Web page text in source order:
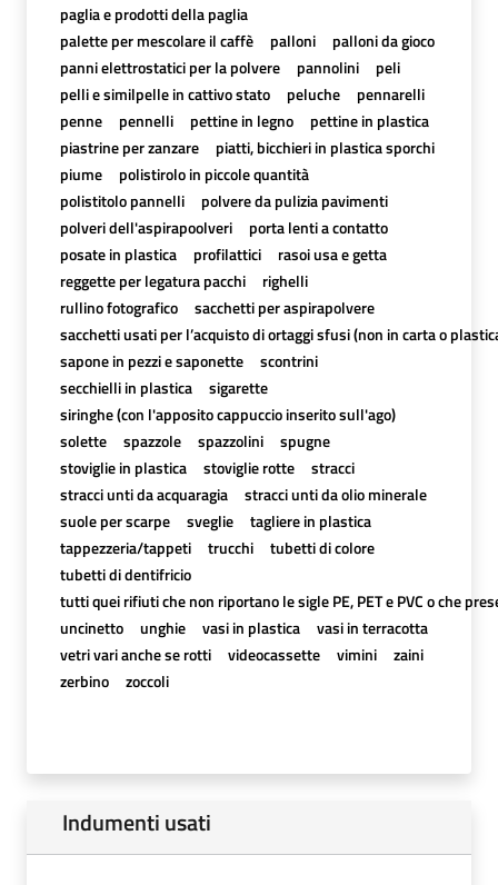
paglia e prodotti della paglia
palette per mescolare il caffè
palloni
palloni da gioco
panni elettrostatici per la polvere
pannolini
peli
pelli e similpelle in cattivo stato
peluche
pennarelli
penne
pennelli pettine in legno
pettine in plastica
piastrine per zanzare
piatti, bicchieri in plastica sporchi
piume
polistirolo in piccole quantità
polistitolo pannelli
polvere da pulizia pavimenti
polveri dell'aspirapoolveri
porta lenti a contatto
posate in plastica
profilattici
rasoi usa e getta
reggette per legatura pacchi
righelli
rullino fotografico
sacchetti per aspirapolvere
sacchetti usati per l’acquisto di ortaggi sfusi (non in carta o
sapone in pezzi e saponette
scontrini
secchielli in plastica
sigarette
siringhe (con l'apposito cappuccio inserito sull'ago)
solette
spazzole spazzolini
spugne
stoviglie in plastica
stoviglie rotte
stracci
stracci unti da acquaragia
stracci unti da olio minerale
suole per scarpe
sveglie
tagliere in plastica
tappezzeria/tappeti
trucchi
tubetti di colore
tubetti di dentifricio
tutti quei rifiuti che non riportano le sigle PE, PET e PVC o che
uncinetto
unghie vasi in plastica
vasi in terracotta
vetri vari anche se rotti
videocassette vimini
zaini
zerbino
zoccoli
Indumenti usati